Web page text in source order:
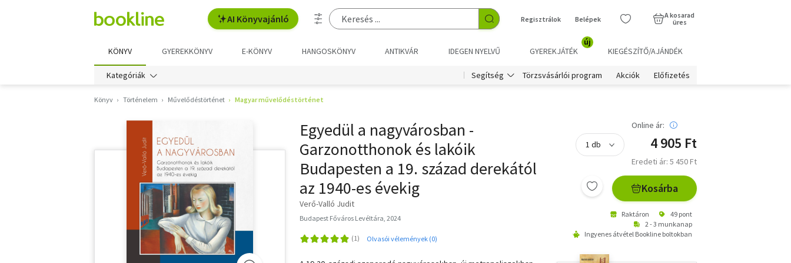
AI Könyvajánló Regisztrálok Belépek
A kosarad
üres
KÖNYV GYEREKKÖNYV E-KÖNYV HANGOSKÖNYV ANTIKVÁR IDEGEN NYELVŰ GYEREKJÁTÉK
új
KIEGÉSZÍTŐ/AJÁNDÉK
Kategóriák Segítség Törzsvásárlói program Akciók Előfizetés
Könyv Történelem Művelődéstörténet Magyar művelődéstörténet
Egyedül a nagyvárosban -
Garzonotthonok és lakóik
Budapesten a 19. század derekától
az 1940-es évekig
Verő-Valló Judit
Budapest Főváros Levéltára, 2024
Olvasói vélemények (0)
Online ár:
4 905 Ft
Eredeti ár: 5 450 Ft
Kosárba
Raktáron
49 pont
2 - 3 munkanap
Ingyenes átvétel Bookline boltokban